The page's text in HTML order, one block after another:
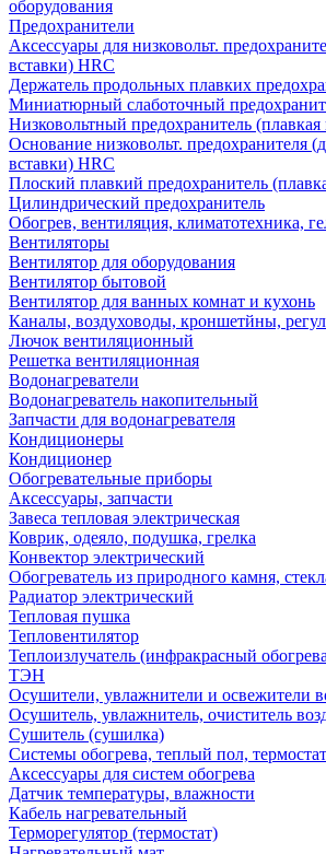
оборудования
Предохранители
Аксессуары для низковольт.
вставки) HRC
Держатель продольных плавких
Миниатюрный слаботочный
Низковольтный предохранитель (плавкая
Основание низковольт. предохранителя
вставки) HRC
Плоский плавкий предохранитель
Цилиндрический предохранитель
Обогрев, вентиляция, климатотехника,
Вентиляторы
Вентилятор для оборудования
Вентилятор бытовой
Вентилятор для ванных комнат и кухонь
Каналы, воздуховоды, кроншетйны,
Лючок вентиляционный
Решетка вентиляционная
Водонагреватели
Водонагреватель накопительный
Запчасти для водонагревателя
Кондиционеры
Кондиционер
Обогревательные приборы
Аксессуары, запчасти
Завеса тепловая электрическая
Коврик, одеяло, подушка, грелка
Конвектор электрический
Обогреватель из природного камня,
Радиатор электрический
Тепловая пушка
Тепловентилятор
Теплоизлучатель (инфракрасный
ТЭН
Осушители, увлажнители и освежители
Осушитель, увлажнитель, очиститель
Сушитель (сушилка)
Системы обогрева, теплый пол,
Аксессуары для систем обогрева
Датчик температуры, влажности
Кабель нагревательный
Терморегулятор (термостат)